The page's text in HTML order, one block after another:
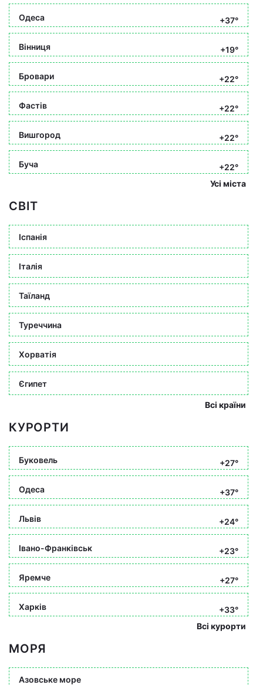
Одеса +37°
Вінниця +19°
Бровари +22°
Фастів +22°
Вишгород +22°
Буча
+22°
Усі міста
СВІТ
Іспанія
Італія
Таїланд
Туреччина
Хорватія
Єгипет
Всі країни
КУРОРТИ
Буковель +27°
Одеса +37°
Львів +24°
Івано-Франківськ +23°
Яремче +27°
Харків
+33°
Всі курорти
МОРЯ
Азовське море